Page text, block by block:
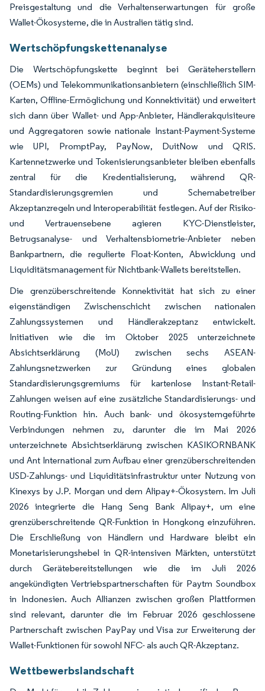
Preisgestaltung und die Verhaltenserwartungen für große
Wallet-Ökosysteme, die in Australien tätig sind.
Wertschöpfungskettenanalyse
Die Wertschöpfungskette beginnt bei Geräteherstellern
(OEMs) und Telekommunikationsanbietern (einschließlich SIM-
Karten, Offline-Ermöglichung und Konnektivität) und erweitert
sich dann über Wallet- und App-Anbieter, Händlerakquisiteure
und Aggregatoren sowie nationale Instant-Payment-Systeme
wie UPI, PromptPay, PayNow, DuitNow und QRIS.
Kartennetzwerke und Tokenisierungsanbieter bleiben ebenfalls
zentral für die Kredentialisierung, während QR-
Standardisierungsgremien und Schemabetreiber
Akzeptanzregeln und Interoperabilität festlegen. Auf der Risiko-
und Vertrauensebene agieren KYC-Dienstleister,
Betrugsanalyse- und Verhaltensbiometrie-Anbieter neben
Bankpartnern, die regulierte Float-Konten, Abwicklung und
Liquiditätsmanagement für Nichtbank-Wallets bereitstellen.
Die grenzüberschreitende Konnektivität hat sich zu einer
eigenständigen Zwischenschicht zwischen nationalen
Zahlungssystemen und Händlerakzeptanz entwickelt.
Initiativen wie die im Oktober 2025 unterzeichnete
Absichtserklärung (MoU) zwischen sechs ASEAN-
Zahlungsnetzwerken zur Gründung eines globalen
Standardisierungsgremiums für kartenlose Instant-Retail-
Zahlungen weisen auf eine zusätzliche Standardisierungs- und
Routing-Funktion hin. Auch bank- und ökosystemgeführte
Verbindungen nehmen zu, darunter die im Mai 2026
unterzeichnete Absichtserklärung zwischen KASIKORNBANK
und Ant International zum Aufbau einer grenzüberschreitenden
USD-Zahlungs- und Liquiditätsinfrastruktur unter Nutzung von
Kinexys by J.P. Morgan und dem Alipay+-Ökosystem. Im Juli
2026 integrierte die Hang Seng Bank Alipay+, um eine
grenzüberschreitende QR-Funktion in Hongkong einzuführen.
Die Erschließung von Händlern und Hardware bleibt ein
Monetarisierungshebel in QR-intensiven Märkten, unterstützt
durch Gerätebereitstellungen wie die im Juli 2026
angekündigten Vertriebspartnerschaften für Paytm Soundbox
in Indonesien. Auch Allianzen zwischen großen Plattformen
sind relevant, darunter die im Februar 2026 geschlossene
Partnerschaft zwischen PayPay und Visa zur Erweiterung der
Wallet-Funktionen für sowohl NFC- als auch QR-Akzeptanz.
Wettbewerbslandschaft